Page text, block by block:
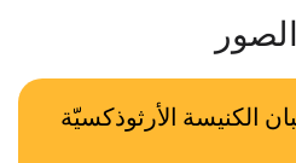
الكنيسة الأرثوذكسيّة